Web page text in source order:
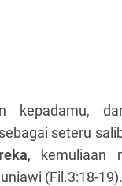
kepadamu,
seteru
, kemuliaan
(Fil.3:18-19).